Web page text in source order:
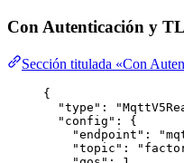
Con Autenticación y
Sección titulada «Con
{
"type" : "
"config" : {
"endpoint" : "
"topic" : "